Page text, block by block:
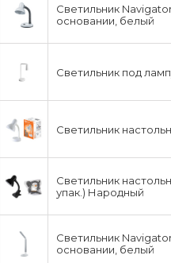
Светильник
основании, белый
Светильник под
Светильник
Светильник
упак.) Народный
Светильник
основании, белый